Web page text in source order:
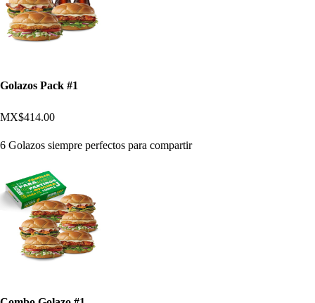
Golazos Pack #1
MX$414.00
6 Golazos siempre perfectos para compartir